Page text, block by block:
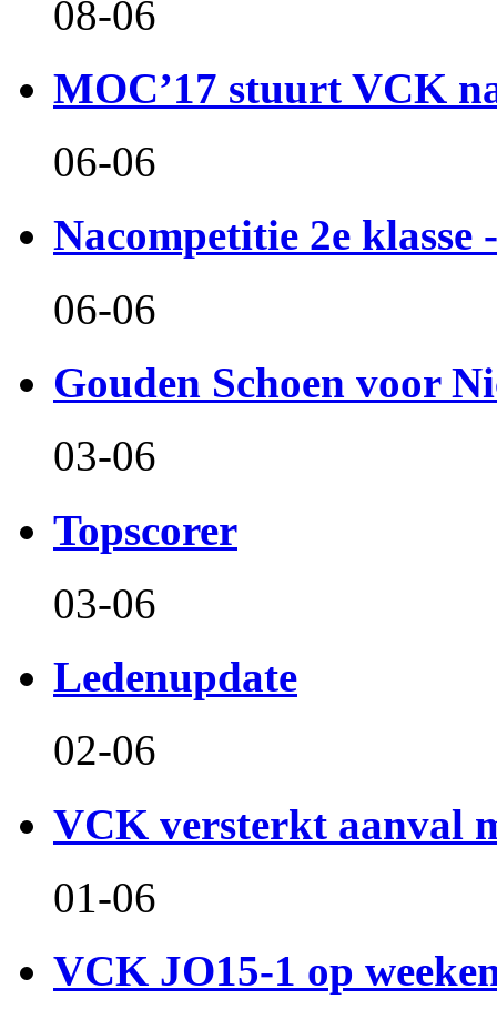
08-06
MOC’17 stuurt VCK
06-06
Nacompetitie 2e klasse
06-06
Gouden Schoen voor
03-06
Topscorer
03-06
Ledenupdate
02-06
VCK versterkt aanval
01-06
VCK JO15-1 op